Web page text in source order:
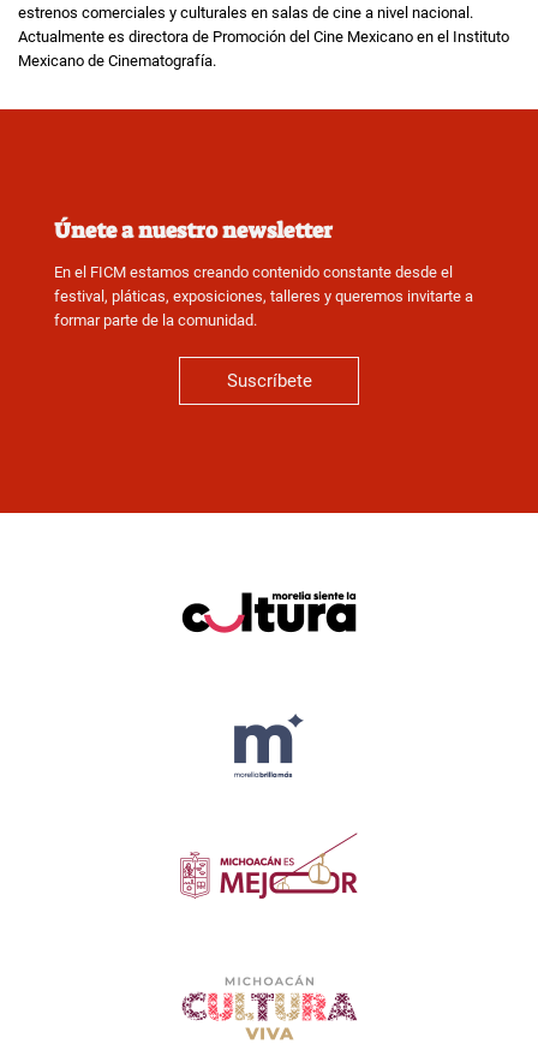
estrenos comerciales y culturales en salas de cine a nivel nacional.
Actualmente es directora de Promoción del Cine Mexicano en el Instituto
Mexicano de Cinematografía.
Únete a nuestro newsletter
En el FICM estamos creando contenido constante desde el
festival, pláticas, exposiciones, talleres y queremos invitarte a
formar parte de la comunidad.
Suscríbete